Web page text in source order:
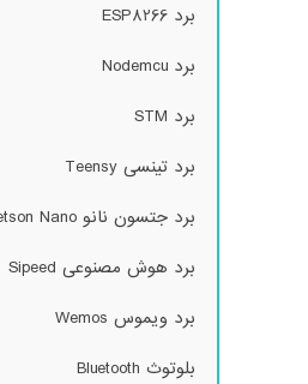
برد ESP8266
برد Nodemcu
برد STM
برد تینسی Teensy
برد جتسون نانو Jetson Nano
برد هوش مصنوعی Sipeed
برد ویموس Wemos
بلوتوث Bluetooth